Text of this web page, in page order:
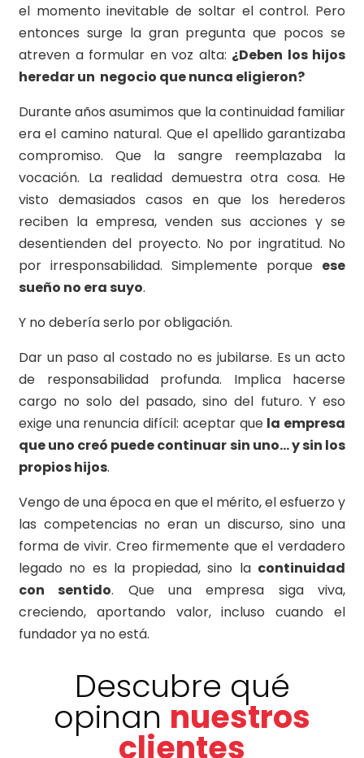
el momento inevitable de soltar el control. Pero
entonces surge la gran pregunta que pocos se
atreven a formular en voz alta: ¿Deben los hijos
heredar un negocio que nunca eligieron?
Durante años asumimos que la continuidad familiar
era el camino natural. Que el apellido garantizaba
compromiso. Que la sangre reemplazaba la
vocación. La realidad demuestra otra cosa. He
visto demasiados casos en que los herederos
reciben la empresa, venden sus acciones y se
desentienden del proyecto. No por ingratitud. No
por irresponsabilidad. Simplemente porque ese
sueño no era suyo.
Y no debería serlo por obligación.
Dar un paso al costado no es jubilarse. Es un acto
de responsabilidad profunda. Implica hacerse
cargo no solo del pasado, sino del futuro. Y eso
exige una renuncia difícil: aceptar que la empresa
que uno creó puede continuar sin uno… y sin los
propios hijos.
Vengo de una época en que el mérito, el esfuerzo y
las competencias no eran un discurso, sino una
forma de vivir. Creo firmemente que el verdadero
legado no es la propiedad, sino la continuidad
con sentido. Que una empresa siga viva,
creciendo, aportando valor, incluso cuando el
fundador ya no está.
Descubre qué
opinan nuestros
clientes